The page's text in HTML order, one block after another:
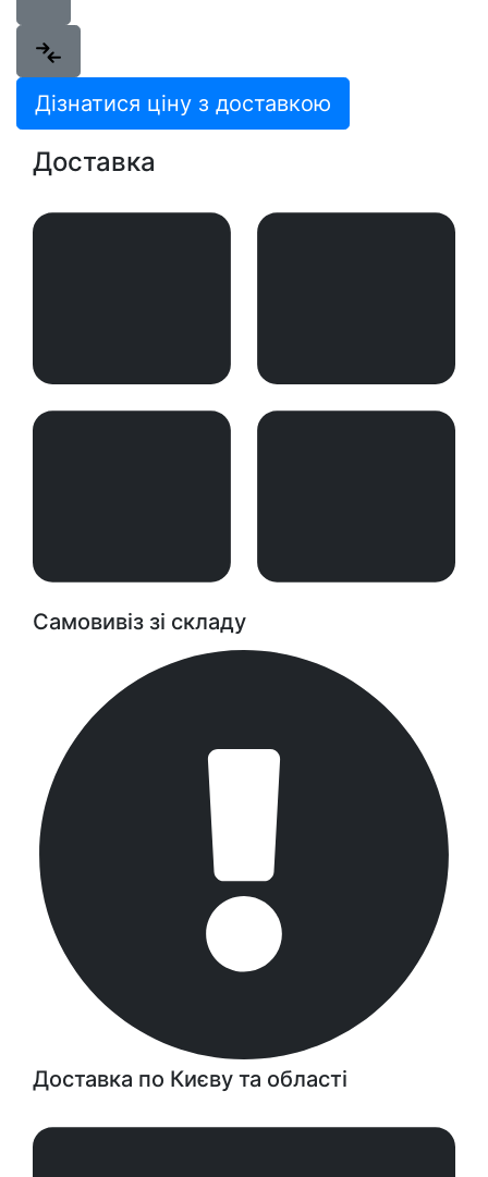
Дізнатися ціну з доставкою
Доставка
Самовивіз зі складу
Доставка по Києву та області